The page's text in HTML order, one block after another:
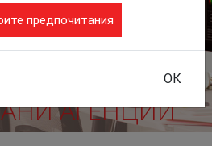
АГЕНЦИИ
предпочитания
ОК